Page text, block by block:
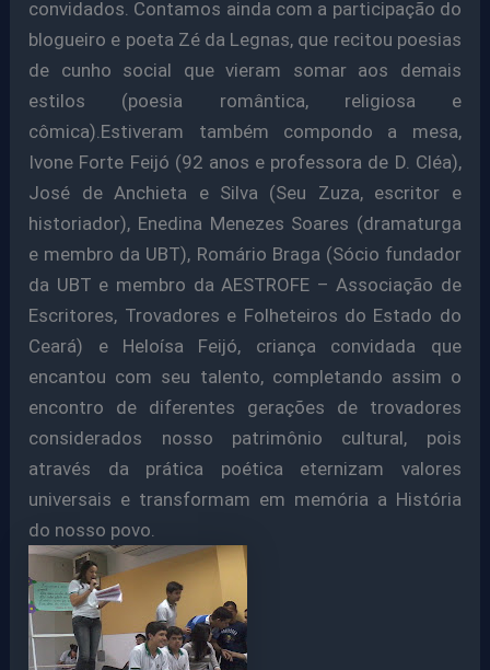
convidados. Contamos ainda com a participação do
blogueiro e poeta Zé da Legnas, que recitou poesias
de cunho social que vieram somar aos demais
estilos (poesia romântica, religiosa e
cômica).Estiveram também compondo a mesa,
Ivone Forte Feijó (92 anos e professora de D. Cléa),
José de Anchieta e Silva (Seu Zuza, escritor e
historiador), Enedina Menezes Soares (dramaturga
e membro da UBT), Romário Braga (Sócio fundador
da UBT e membro da AESTROFE – Associação de
Escritores, Trovadores e Folheteiros do Estado do
Ceará) e Heloísa Feijó, criança convidada que
encantou com seu talento, completando assim o
encontro de diferentes gerações de trovadores
considerados nosso patrimônio cultural, pois
através da prática poética eternizam valores
universais e transformam em memória a História
do nosso povo.